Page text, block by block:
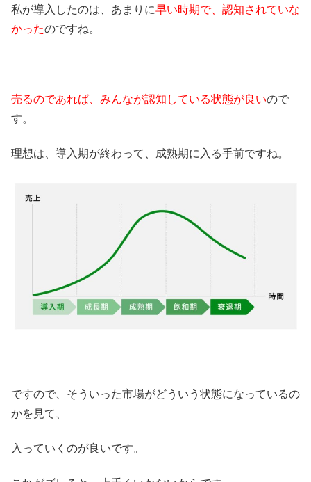
私が導入したのは、あまりに早い時期で、認知されていな
かったのですね。
売るのであれば、みんなが認知している状態が良いので
す。
理想は、導入期が終わって、成熟期に入る手前ですね。
ですので、そういった市場がどういう状態になっているの
かを見て、
入っていくのが良いです。